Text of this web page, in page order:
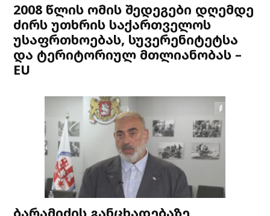
2008 წლის ომის შედეგები დღემდე
ძირს უთხრის საქართველოს
უსაფრთხოებას, სუვერენიტეტსა
და ტერიტორიულ მთლიანობას –
EU